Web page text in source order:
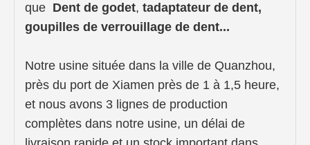
que Dent de godet, tadaptateur de dent,
goupilles de verrouillage de dent...
Notre usine située dans la ville de Quanzhou,
près du port de Xiamen près de 1 à 1,5 heure,
et nous avons 3 lignes de production
complètes dans notre usine, un délai de